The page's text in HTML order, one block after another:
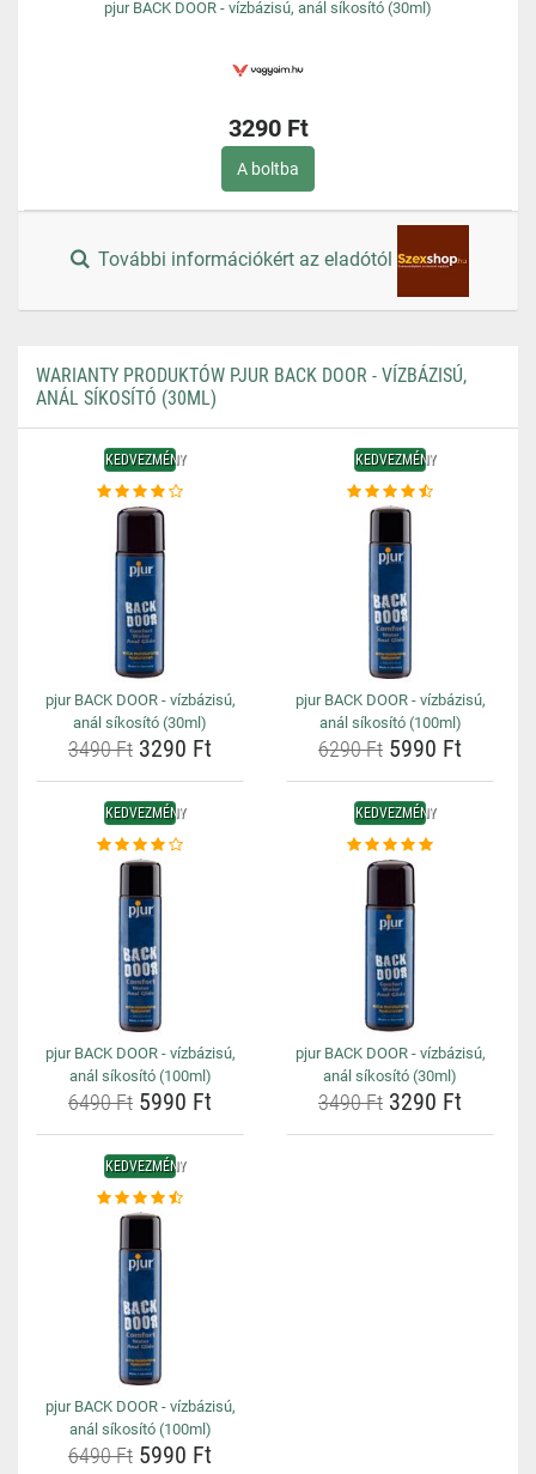
pjur BACK DOOR - vízbázisú, anál síkosító (30ml)
3290 Ft
A boltba
További információkért az eladótól
WARIANTY PRODUKTÓW PJUR BACK DOOR - VÍZBÁZISÚ,
ANÁL SÍKOSÍTÓ (30ML)
KEDVEZMÉNY
pjur BACK DOOR - vízbázisú,
anál síkosító (30ml)
3490 Ft 3290 Ft
KEDVEZMÉNY
pjur BACK DOOR - vízbázisú,
anál síkosító (100ml)
6290 Ft 5990 Ft
KEDVEZMÉNY
pjur BACK DOOR - vízbázisú,
anál síkosító (100ml)
6490 Ft 5990 Ft
KEDVEZMÉNY
pjur BACK DOOR - vízbázisú,
anál síkosító (30ml)
3490 Ft 3290 Ft
KEDVEZMÉNY
pjur BACK DOOR - vízbázisú,
anál síkosító (100ml)
6490 Ft 5990 Ft